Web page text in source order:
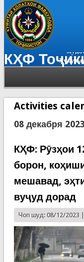
КҲФ
Activities
08 декабря 2023
КҲФ: Рӯзҳои
борон,
мешавад,
вуҷуд дорад
Чоп шуд: 08/12/2023 |